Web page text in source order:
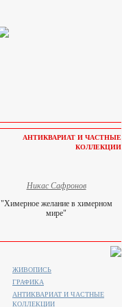
АНТИКВАРИАТ И ЧАСТНЫЕ
КОЛЛЕКЦИИ
Никас Сафронов
"Химерное желание в химерном
мире"
ЖИВОПИСЬ
ГРАФИКА
АНТИКВАРИАТ И ЧАСТНЫЕ
КОЛЛЕКЦИИ